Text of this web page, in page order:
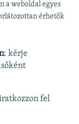
a weboldal egyes
érhetők
: kérje
fel